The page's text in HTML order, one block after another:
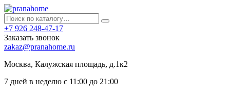
+7 926 248-47-17
Заказать звонок
zakaz@pranahome.ru
Москва, Калужская площадь, д.1к2
7 дней в неделю с 11:00 до 21:00